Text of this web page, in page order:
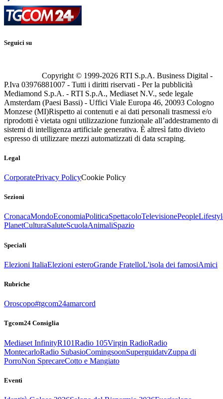
Seguici su
Copyright © 1999-2026 RTI S.p.A. Business Digital -
P.Iva 03976881007 - Tutti i diritti riservati - Per la pubblicità
Mediamond S.p.A. - RTI S.p.A., Mediaset N.V., sede legale
Amsterdam (Paesi Bassi) - Uffici Viale Europa 46, 20093 Cologno
Monzese (MI)Rispetto ai contenuti e ai dati personali trasmessi e/o
riprodotti è vietata ogni utilizzazione funzionale all’addestramento di
sistemi di intelligenza artificiale generativa. È altresì fatto divieto
espresso di utilizzare mezzi automatizzati di data scraping.
Legal
CorporatePrivacy PolicyCookie Policy
Sezioni
CronacaMondoEconomiaPoliticaSpettacoloTelevisionePeople
PlanetCulturaSaluteScuolaAnimaliSpazio
Speciali
Elezioni ItaliaElezioni esteroGrande FratelloL'isola dei famosiAmici
Rubriche
Oroscopo#tgcom24amarcord
Tgcom24 Consiglia
Mediaset InfinityR101Radio 105Virgin RadioRadio
MontecarloRadio SubasioComingsoonSuperguidatvZuppa di
PorroNon SprecareCotto e Mangiato
Eventi